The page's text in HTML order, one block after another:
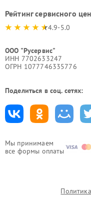
Мы принимаем
все формы оплаты
Рейтинг сервисного
4.9-5.0
ООО "Русервис"
ИНН 7702633247
ОГРН 1077746335776
Поделиться в соц. сетях: